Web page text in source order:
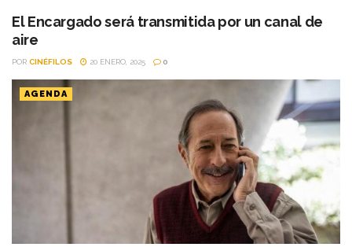
El Encargado será transmitida por un canal de
aire
POR CINÉFILOS 20 ENERO, 2025 0
AGENDA